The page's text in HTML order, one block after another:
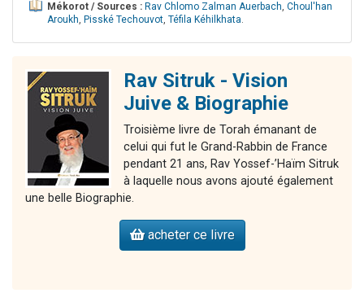
Mékorot / Sources : Rav Chlomo Zalman Auerbach, Choul'han
Aroukh, Pisské Techouvot, Téfila Kéhilkhata.
Rav Sitruk - Vision
Juive & Biographie
Troisième livre de Torah émanant de
celui qui fut le Grand-Rabbin de France
pendant 21 ans, Rav Yossef-’Haïm Sitruk
à laquelle nous avons ajouté également
une belle Biographie.
acheter ce livre